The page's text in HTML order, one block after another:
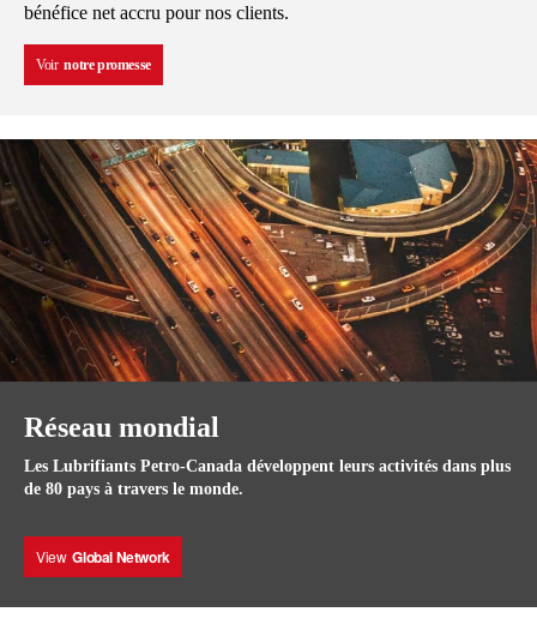
bénéfice net accru pour nos clients.
Voir notre promesse
Réseau mondial
Les Lubrifiants Petro-Canada développent leurs activités dans plus
de 80 pays à travers le monde.
View Global Network